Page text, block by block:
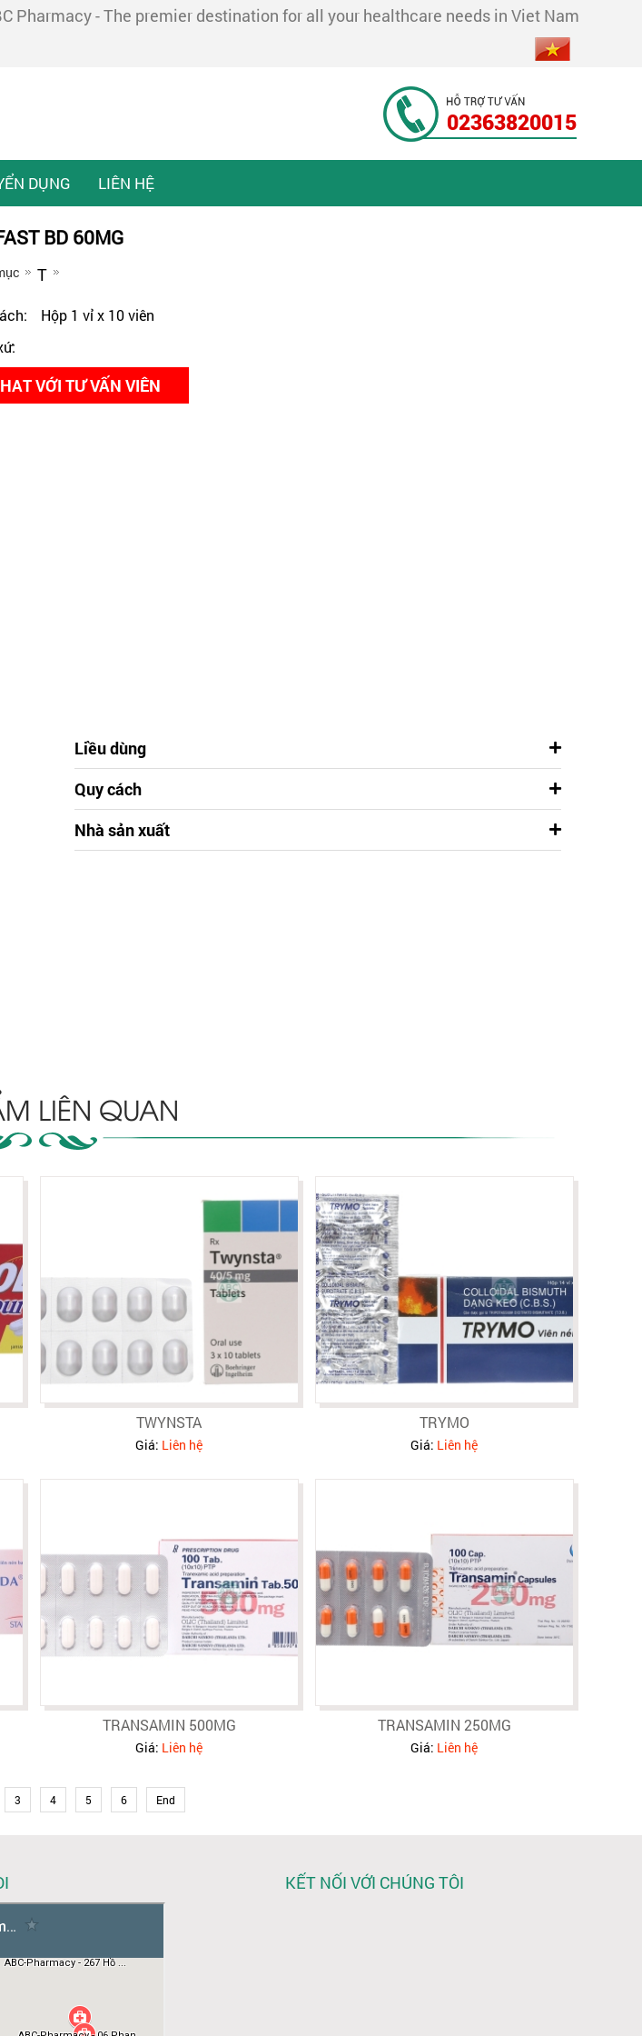
Pharmacy - The premier destination for all your healthcare needs in Viet Nam
02363820015
DỤNG LIÊN HỆ
BD 60MG
T
Hộp 1 vỉ x 10 viên
VỚI TƯ VẤN VIÊN
Liều dùng
Quy cách
Nhà sản xuất
LIÊN QUAN
TWYNSTA
Giá: Liên hệ
TRYMO
Giá: Liên hệ
TRANSAMIN 500MG
Giá: Liên hệ
TRANSAMIN 250MG
Giá: Liên hệ
3 4 5 6 End
KẾT NỐI VỚI CHÚNG TÔI